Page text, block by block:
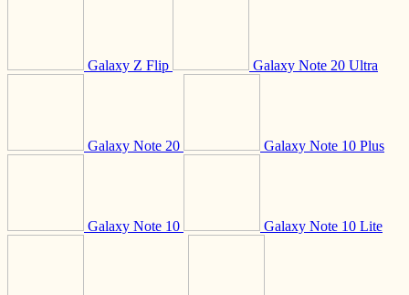
Galaxy Z Flip Galaxy Note 20 Ultra
Galaxy Note 20 Galaxy Note 10 Plus
Galaxy Note 10 Galaxy Note 10 Lite